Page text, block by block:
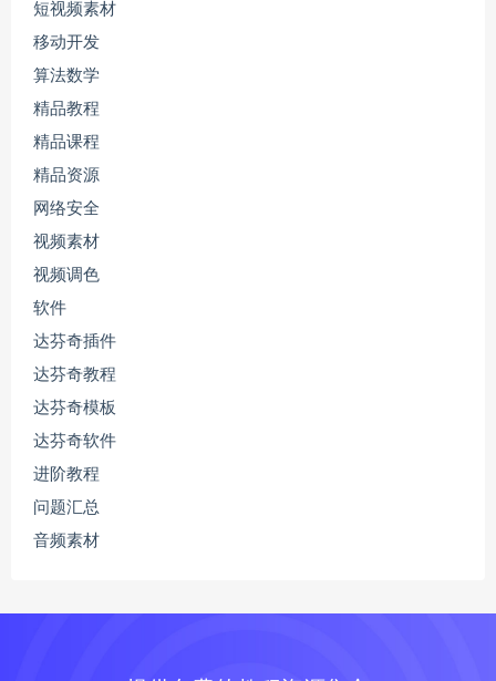
短视频素材
移动开发
算法数学
精品教程
精品课程
精品资源
网络安全
视频素材
视频调色
软件
达芬奇插件
达芬奇教程
达芬奇模板
达芬奇软件
进阶教程
问题汇总
音频素材